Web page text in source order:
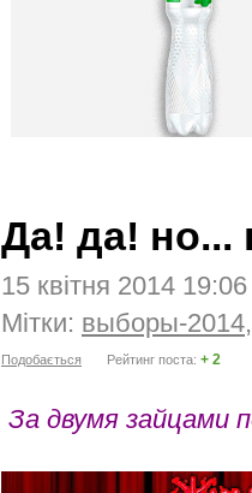
Да! да! но...
15 квітня 2014
Мітки: выборы-2014
Подобається Рейтинг поста: + 2
За двумя зайцами